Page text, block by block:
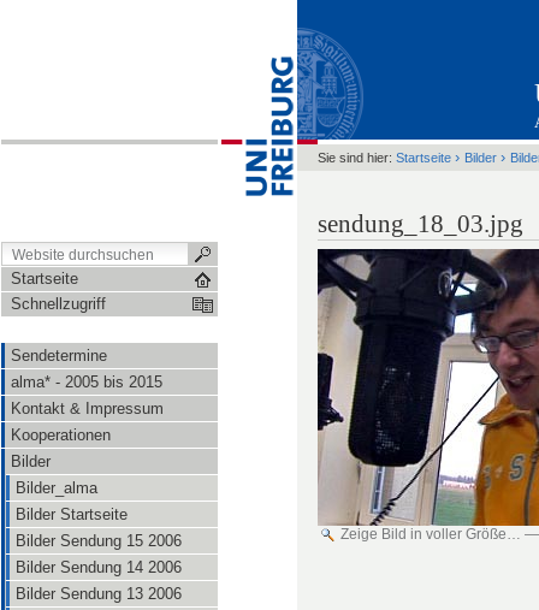
Startseite
Schnellzugriff
Sendetermine
alma* - 2005 bis 2015
Kontakt & Impressum
Kooperationen
Bilder
Bilder_alma
Bilder Startseite
Bilder Sendung 15 2006
Bilder Sendung 14 2006
Bilder Sendung 13 2006
Sie sind hier: Startseite › Bilder ›
sendung_18_03.jpg
Zeige Bild in voller Größe…